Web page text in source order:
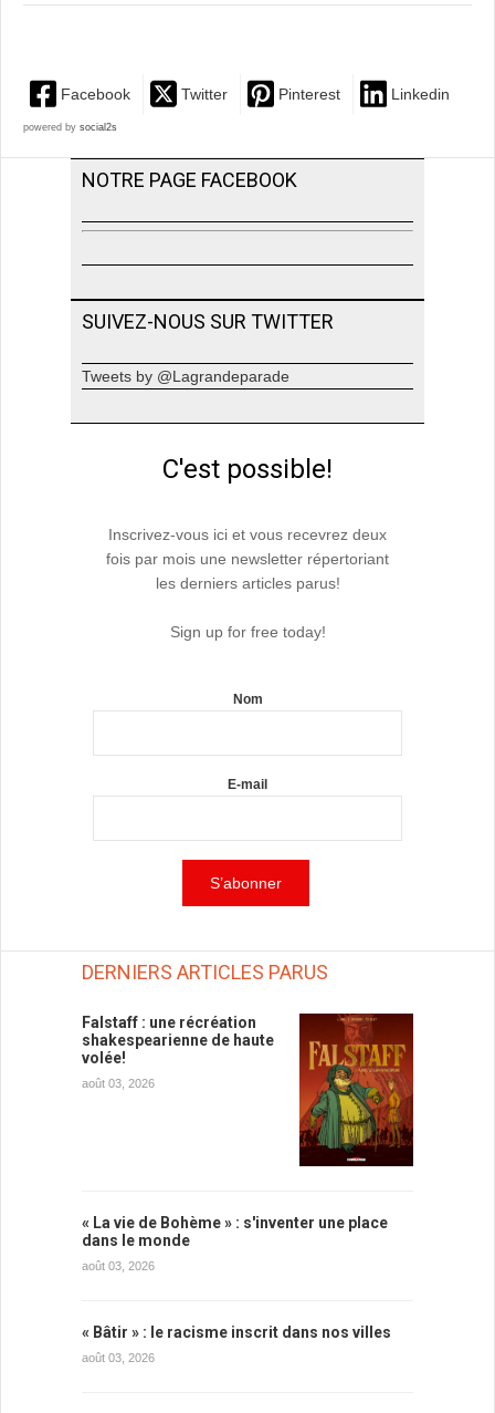
Facebook Twitter Pinterest Linkedin
powered by social2s
NOTRE PAGE FACEBOOK
SUIVEZ-NOUS SUR TWITTER
Tweets by @Lagrandeparade
C'est possible!
Inscrivez-vous ici et vous recevrez deux
fois par mois une newsletter répertoriant
les derniers articles parus!
Sign up for free today!
Nom
E-mail
DERNIERS ARTICLES PARUS
Falstaff : une récréation
shakespearienne de haute
volée!
août 03, 2026
« La vie de Bohème » : s'inventer une place
dans le monde
août 03, 2026
« Bâtir » : le racisme inscrit dans nos villes
août 03, 2026